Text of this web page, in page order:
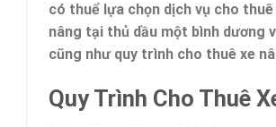
có thuể lựa chọn dịch vụ cho
nâng tại thủ dầu một bình dương
cũng như quy trình cho thuê xe
Quy Trình Cho Thuê